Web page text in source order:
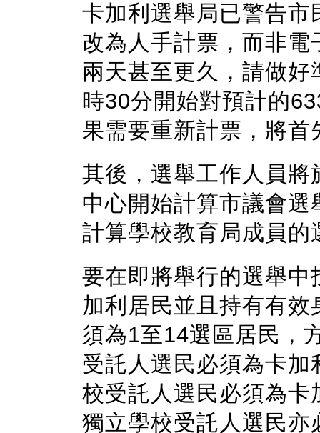
卡加利選舉局已警告
改為人手計票，而非
兩天甚至更久，請做
時30分開始對預計的
果需要重新計票，將
其後，選舉工作人員
中心開始計算市議會
計算學校教育局成員的
要在即將舉行的選舉
加利居民並且持有有
須為1至14選區居民，
受託人選民必須為卡
校受託人選民必須為
獨立學校受託人選民